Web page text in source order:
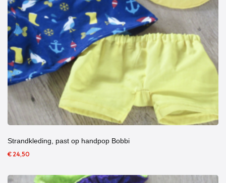
Strandkleding, past op handpop Bobbi
€ 24,50